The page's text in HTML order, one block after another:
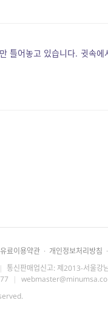
틀어놓고 있습니다. 귓속에
유료이용약관 · 개인정보처리방침 ·
| 통신판매업신고: 제2013-서울강
|